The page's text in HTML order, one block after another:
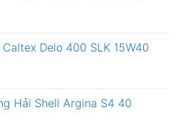
Delo 400 SLK 15W40
Hải Shell Argina S4 40